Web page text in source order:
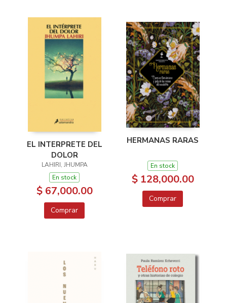
EL INTERPRETE DEL
DOLOR
LAHIRI, JHUMPA
En stock
$ 67,000.00
Comprar
HERMANAS RARAS
En stock
$ 128,000.00
Comprar